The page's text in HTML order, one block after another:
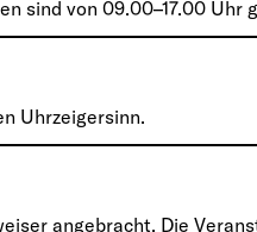
sind von 09.00–17.00 Uhr
Uhrzeigersinn.
angebracht. Die